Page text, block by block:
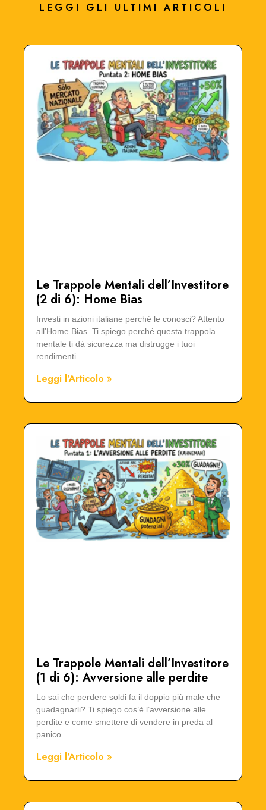
LEGGI GLI ULTIMI ARTICOLI
Le Trappole Mentali dell’Investitore
(2 di 6): Home Bias
Investi in azioni italiane perché le conosci? Attento
all’Home Bias. Ti spiego perché questa trappola
mentale ti dà sicurezza ma distrugge i tuoi
rendimenti.
Leggi l'Articolo »
Le Trappole Mentali dell’Investitore
(1 di 6): Avversione alle perdite
Lo sai che perdere soldi fa il doppio più male che
guadagnarli? Ti spiego cos’è l’avversione alle
perdite e come smettere di vendere in preda al
panico.
Leggi l'Articolo »